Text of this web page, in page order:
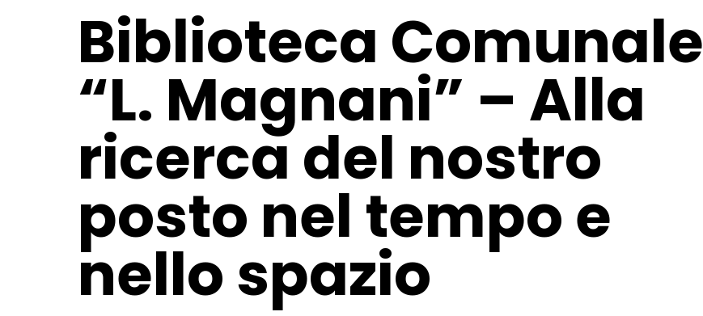
Biblioteca Comunale
“L. Magnani” – Alla
ricerca del nostro
posto nel tempo e
nello spazio